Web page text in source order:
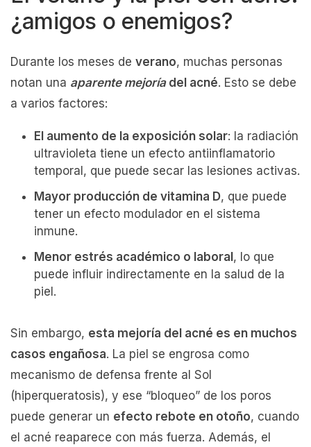
¿amigos o enemigos?
Durante los meses de verano, muchas personas
notan una aparente mejoríadel acné. Esto se debe
a varios factores:
El aumento de la exposición solar: la radiación
ultravioleta tiene un efecto antiinflamatorio
temporal, que puede secar las lesiones activas.
Mayor producción de vitamina D, que puede
tener un efecto modulador en el sistema
inmune.
Menor estrés académico o laboral , lo que
puede influir indirectamente en la salud de la
piel.
Sin embargo, esta mejoría del acné es en muchos
casos engañosa. La piel se engrosa como
mecanismo de defensa frente al Sol
(hiperqueratosis), y ese “bloqueo” de los poros
puede generar un efecto rebote en otoño, cuando
el acné reaparece con más fuerza. Además, el